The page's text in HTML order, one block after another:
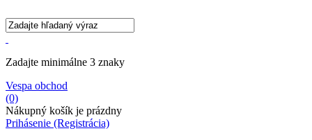
Zadajte minimálne 3 znaky
Vespa obchod
(0)
Nákupný košík je prázdny
Prihásenie (Registrácia)